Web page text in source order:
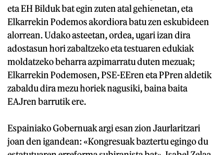
eta EH Bilduk bat egin zuten atal gehienetan, eta
Elkarrekin Podemos akordiora batu zen eskubideen
alorrean. Udako asteetan, ordea, ugari izan dira
adostasun hori zabaltzeko eta testuaren edukiak
moldatzeko beharra azpimarratu duten mezuak;
Elkarrekin Podemosen, PSE-EEren eta PPren aldetik
zabaldu dira mezu horiek nagusiki, baina baita
EAJren barrutik ere.
Espainiako Gobernuak argi esan zion Jaurlaritzari
joan den igandean: «Kongresuak baztertu egingo du